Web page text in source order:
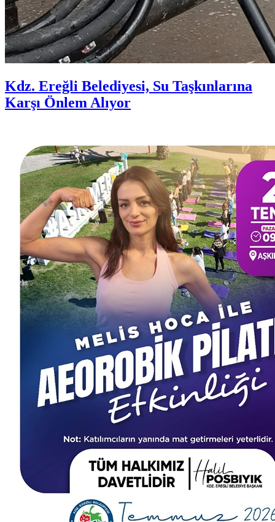
Kdz. Ereğli Belediyesi, Su Taşkınlarına
Karşı Önlem Alıyor